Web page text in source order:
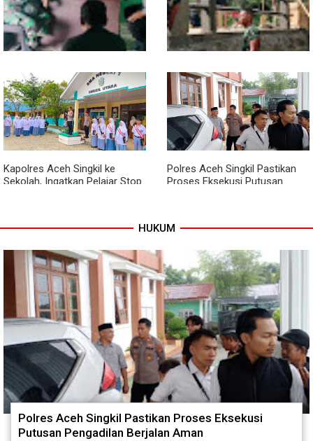
Babinsa dan Bhabinkamtibmas
Kompak Gaungkan Gerakan
Kibarkan Merah Putih
Kodim 0118 Kebut Tahap Akhir
Jembatan Garuda, Pengecoran
Kepala Jembatan Terus
Berjalan
Kapolres Aceh Singkil ke
Sekolah, Ingatkan Pelajar Stop
Polres Aceh Singkil Pastikan
Proses Eksekusi Putusan
HUKUM
Polres Aceh Singkil Pastikan Proses Eksekusi
Putusan Pengadilan Berjalan Aman